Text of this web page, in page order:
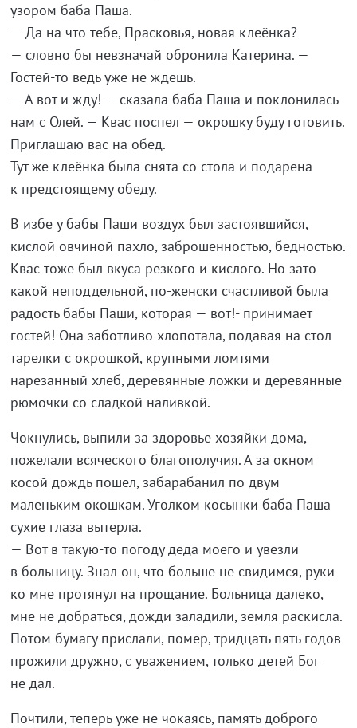
узором баба Паша.
— Да на что тебе, Прасковья, новая клеёнка?
— словно бы невзначай обронила Катерина. —
Гостей-то ведь уже не ждешь.
— А вот и жду! — сказала баба Паша и поклонилась
нам с Олей. — Квас поспел — окрошку буду готовить.
Приглашаю вас на обед.
Тут же клеёнка была снята со стола и подарена
к предстоящему обеду.
В избе у бабы Паши воздух был застоявшийся,
кислой овчиной пахло, заброшенностью, бедностью.
Квас тоже был вкуса резкого и кислого. Но зато
какой неподдельной, по-женски счастливой была
радость бабы Паши, которая — вот!- принимает
гостей! Она заботливо хлопотала, подавая на стол
тарелки с окрошкой, крупными ломтями
нарезанный хлеб, деревянные ложки и деревянные
рюмочки со сладкой наливкой.
Чокнулись, выпили за здоровье хозяйки дома,
пожелали всяческого благополучия. А за окном
косой дождь пошел, забарабанил по двум
маленьким окошкам. Уголком косынки баба Паша
сухие глаза вытерла.
— Вот в такую-то погоду деда моего и увезли
в больницу. Знал он, что больше не свидимся, руки
ко мне протянул на прощание. Больница далеко,
мне не добраться, дожди заладили, земля раскисла.
Потом бумагу прислали, помер, тридцать пять годов
прожили дружно, с уважением, только детей Бог
не дал.
Почтили, теперь уже не чокаясь, память доброго